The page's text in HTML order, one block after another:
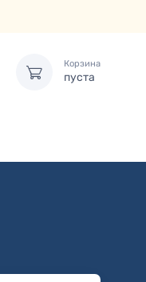
Корзина
пуста